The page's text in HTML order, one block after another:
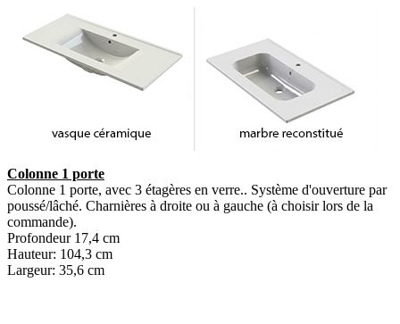
Colonne 1 porte
Colonne 1 porte, avec 3 étagères en verre.. Système d'ouverture par
poussé/lâché. Charnières à droite ou à gauche (à choisir lors de la
commande).
Profondeur 17,4 cm
Hauteur: 104,3 cm
Largeur: 35,6 cm